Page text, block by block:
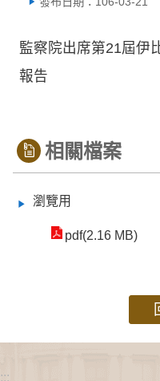
監察院出席第21屆伊
報告
相關檔案
瀏覽用
pdf(2.16 MB)
:::